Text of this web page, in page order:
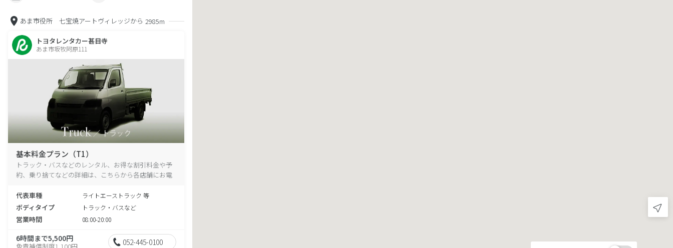
あま市役所 七宝焼アートヴィレッジから 2985m
トヨタレンタカー甚目寺
あま市坂牧阿原111
基本料金プラン（T1）
トラック・バスなどのレンタル、お得な割引料金や予
約、乗り捨てなどの詳細は、こちらから各店舗にお電
代表車種
ライトエーストラック 等
ボディタイプ トラック・バスなど
営業時間 08:00-20:00
6時間まで5,500円
免責補償制度1,100円 052-445-0100